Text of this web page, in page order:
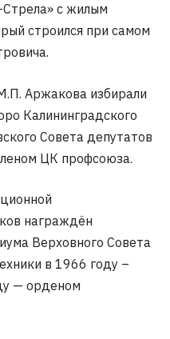
с жилым
строился при самом
Аржакова избирали
Калининградского
Совета депутатов
ЦК профсоюза.
награждён
Верховного Совета
в 1966 году –
— орденом